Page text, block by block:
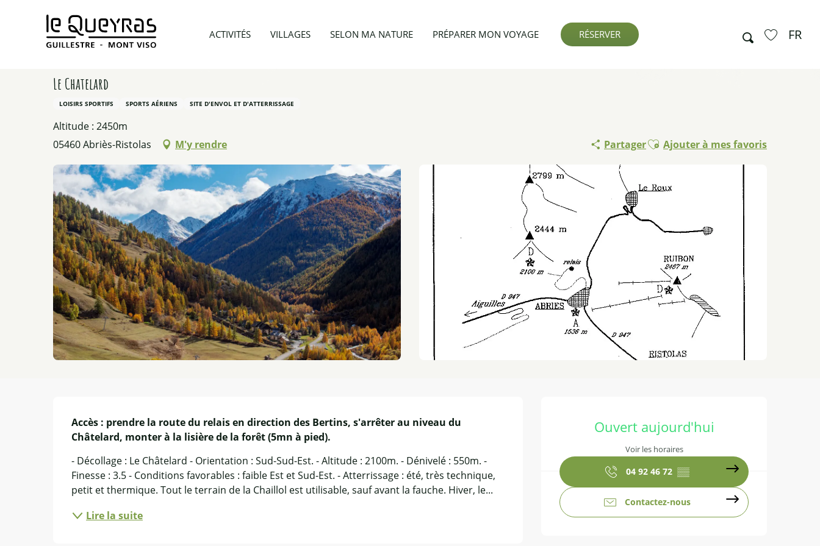
Recherche FR
ACTIVITÉS VILLAGES SELON MA NATURE PRÉPARER MON VOYAGE RÉSERVER
Accueil A voir et A faire Toutes nos activités été & hiver
Le Chatelard
LOISIRS SPORTIFS SPORTS AÉRIENS SITE D'ENVOL ET D'ATTERRISSAGE
Altitude : 2450m
05460 Abriès-Ristolas
M'y rendre PartagerAjouter aux favoris
Ajouter à mes favoris
Ouvert aujourd'hui
Voir les horaires
04 92 46 72 ▒▒
Contactez-nous
Accès : prendre la route du relais en direction des Bertins, s'arrêter au niveau du
Châtelard, monter à la lisière de la forêt (5mn à pied).
- Décollage : Le Châtelard - Orientation : Sud-Sud-Est. - Altitude : 2100m. - Dénivelé : 550m. -
Finesse : 3.5 - Conditions favorables : faible Est et Sud-Est. - Atterrissage : été, très technique,
petit et thermique. Tout le terrain de la Chaillol est utilisable, sauf avant la fauche. Hiver, le...
Lire la suite